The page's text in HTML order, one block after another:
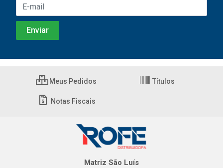
Meus Pedidos Títulos
Notas Fiscais
Matriz São Luís